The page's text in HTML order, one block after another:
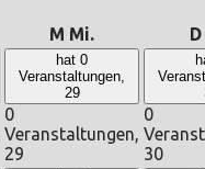
M Mi. D
hat 0
Veranstaltungen,
29
0
Veranstaltungen,
29
0
30